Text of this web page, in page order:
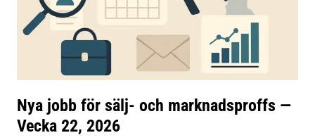
Nya jobb för sälj- och marknadsproffs —
Vecka 22, 2026